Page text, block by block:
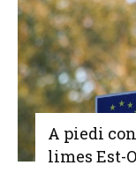
A piedi
limes Est-